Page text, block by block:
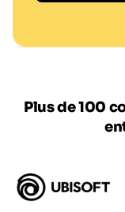
Plus de 100